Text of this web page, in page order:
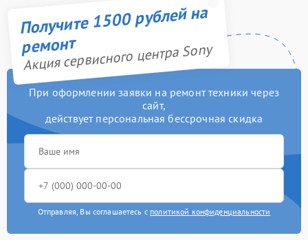
Получите 1500 рублей на
ремонт
Акция сервисного центра Sony
При оформлении заявки на ремонт техники через
сайт,
действует персональная бессрочная скидка
Отправляя, Вы соглашаетесь с политикой конфиденциальности